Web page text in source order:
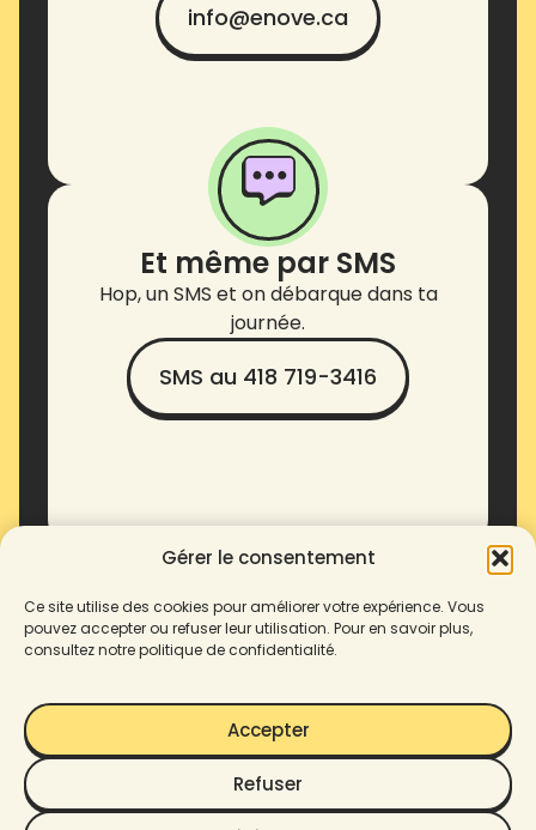
Gérer le consentement
Ce site utilise des cookies pour améliorer votre expérience. Vous
pouvez accepter ou refuser leur utilisation. Pour en savoir plus,
consultez notre politique de confidentialité.
Accepter
Refuser
info@enove.ca
Et même par SMS
Hop, un SMS et on débarque dans ta
journée.
SMS au 418 719-3416